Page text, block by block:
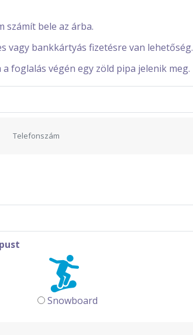
számít bele az árba.
vagy bankkártyás fizetésre van lehetőség.
foglalás végén egy zöld pipa jelenik meg.
Snowboard